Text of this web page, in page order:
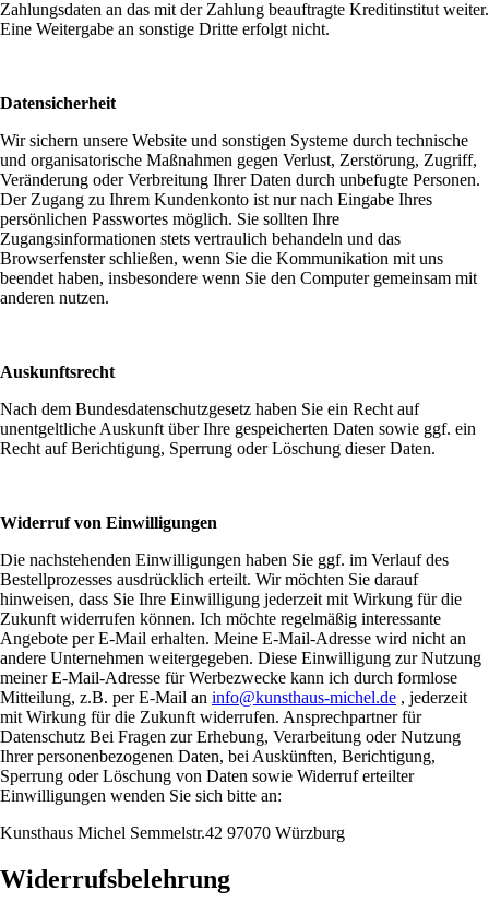
Zahlungsdaten an das mit der Zahlung beauftragte Kreditinstitut weiter.
Eine Weitergabe an sonstige Dritte erfolgt nicht.
Datensicherheit
Wir sichern unsere Website und sonstigen Systeme durch technische
und organisatorische Maßnahmen gegen Verlust, Zerstörung, Zugriff,
Veränderung oder Verbreitung Ihrer Daten durch unbefugte Personen.
Der Zugang zu Ihrem Kundenkonto ist nur nach Eingabe Ihres
persönlichen Passwortes möglich. Sie sollten Ihre
Zugangsinformationen stets vertraulich behandeln und das
Browserfenster schließen, wenn Sie die Kommunikation mit uns
beendet haben, insbesondere wenn Sie den Computer gemeinsam mit
anderen nutzen.
Auskunftsrecht
Nach dem Bundesdatenschutzgesetz haben Sie ein Recht auf
unentgeltliche Auskunft über Ihre gespeicherten Daten sowie ggf. ein
Recht auf Berichtigung, Sperrung oder Löschung dieser Daten.
Widerruf von Einwilligungen
Die nachstehenden Einwilligungen haben Sie ggf. im Verlauf des
Bestellprozesses ausdrücklich erteilt. Wir möchten Sie darauf
hinweisen, dass Sie Ihre Einwilligung jederzeit mit Wirkung für die
Zukunft widerrufen können. Ich möchte regelmäßig interessante
Angebote per E-Mail erhalten. Meine E-Mail-Adresse wird nicht an
andere Unternehmen weitergegeben. Diese Einwilligung zur Nutzung
meiner E-Mail-Adresse für Werbezwecke kann ich durch formlose
Mitteilung, z.B. per E-Mail an info@kunsthaus-michel.de , jederzeit
mit Wirkung für die Zukunft widerrufen. Ansprechpartner für
Datenschutz Bei Fragen zur Erhebung, Verarbeitung oder Nutzung
Ihrer personenbezogenen Daten, bei Auskünften, Berichtigung,
Sperrung oder Löschung von Daten sowie Widerruf erteilter
Einwilligungen wenden Sie sich bitte an:
Kunsthaus Michel Semmelstr.42 97070 Würzburg
Widerrufsbelehrung